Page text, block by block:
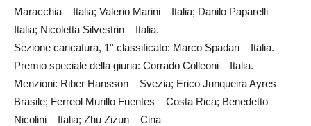
Maracchia – Italia; Valerio Marini – Italia; Danilo Paparelli –
Italia; Nicoletta Silvestrin – Italia.
Sezione caricatura, 1° classificato: Marco Spadari – Italia.
Premio speciale della giuria: Corrado Colleoni – Italia.
Menzioni: Riber Hansson – Svezia; Erico Junqueira Ayres –
Brasile; Ferreol Murillo Fuentes – Costa Rica; Benedetto
Nicolini – Italia; Zhu Zizun – Cina